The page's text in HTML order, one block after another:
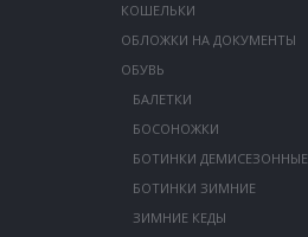
КОШЕЛЬКИ
ОБЛОЖКИ НА ДОКУМЕНТЫ
ОБУВЬ
БАЛЕТКИ
БОСОНОЖКИ
БОТИНКИ ДЕМИСЕЗОННЫЕ
БОТИНКИ ЗИМНИЕ
ЗИМНИЕ КЕДЫ